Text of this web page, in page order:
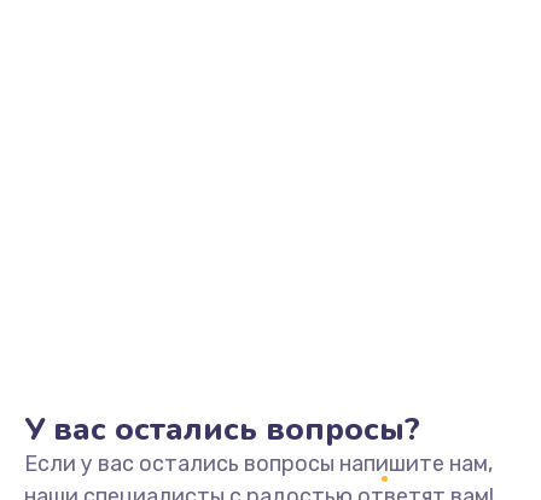
У вас остались вопросы?
Если у вас остались вопросы напишите нам,